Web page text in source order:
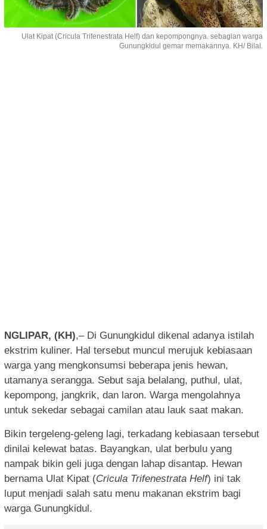
Ulat Kipat (Cricula Trifenestrata Helf) dan kepompongnya. sebagian warga
Gunungkidul gemar memakannya. KH/ Bilal.
NGLIPAR, (KH),– Di Gunungkidul dikenal adanya istilah
ekstrim kuliner. Hal tersebut muncul merujuk kebiasaan
warga yang mengkonsumsi beberapa jenis hewan,
utamanya serangga. Sebut saja belalang, puthul, ulat,
kepompong, jangkrik, dan laron. Warga mengolahnya
untuk sekedar sebagai camilan atau lauk saat makan.
Bikin tergeleng-geleng lagi, terkadang kebiasaan tersebut
dinilai kelewat batas. Bayangkan, ulat berbulu yang
nampak bikin geli juga dengan lahap disantap. Hewan
bernama Ulat Kipat (Cricula Trifenestrata Helf) ini tak
luput menjadi salah satu menu makanan ekstrim bagi
warga Gunungkidul.